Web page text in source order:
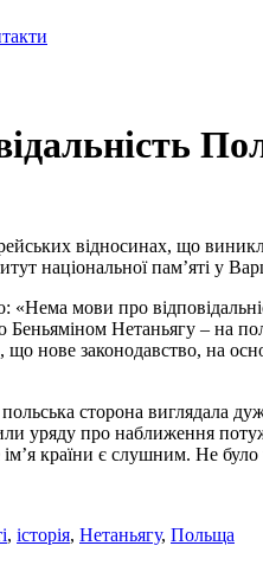
відносинах, що
національної пам’яті у
«Нема мови про
Беньяміном Нетаньягу – на
що нове законодавство, на
сторона виглядала
уряду про наближення
країни є слушним. Не було
, історія, Нетаньягу, Польща